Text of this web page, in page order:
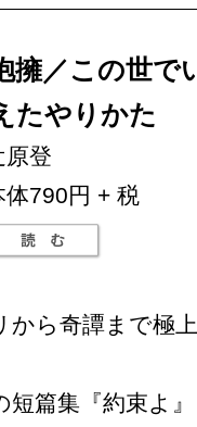
擁／この世で
たやりかた
原登
体790円 + 税
から奇譚まで極
短篇集『約束よ